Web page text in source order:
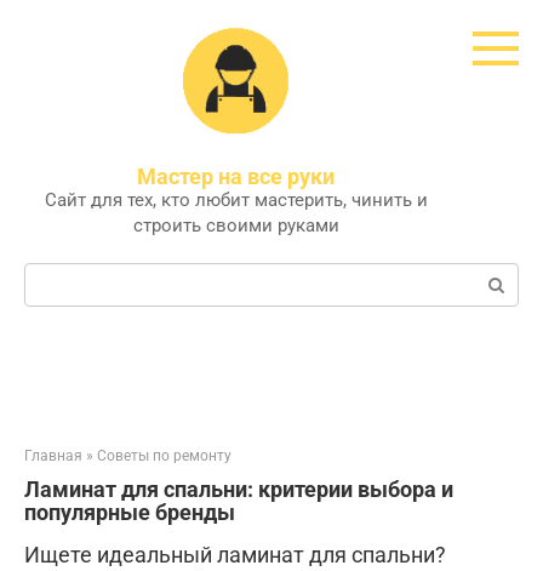
Мастер на все руки
Сайт для тех, кто любит мастерить, чинить и
строить своими руками
Поиск:
Главная » Советы по ремонту
Ламинат для спальни: критерии выбора и
популярные бренды
Ищете идеальный ламинат для спальни?